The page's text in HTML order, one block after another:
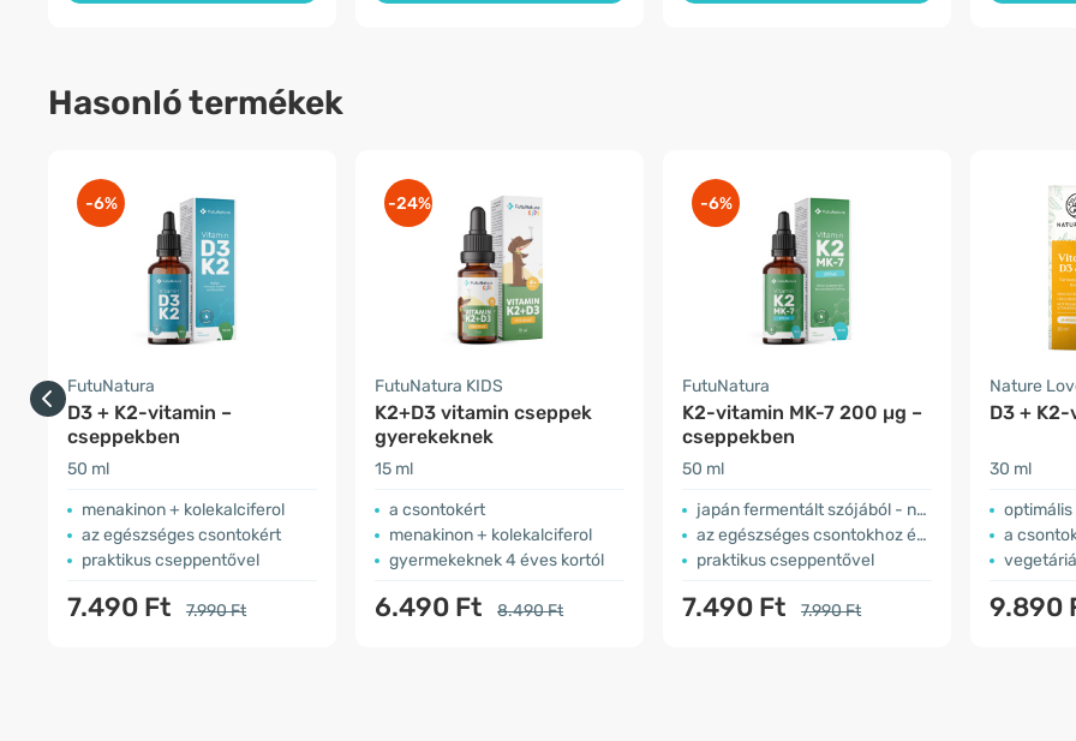
Hasonló termékek
-6%
FutuNatura
D3 + K2-vitamin –
cseppekben
50 ml
menakinon + kolekalciferol
az egészséges csontokért
praktikus cseppentővel
7.490 Ft 7.990 Ft
-24%
FutuNatura KIDS
K2+D3 vitamin cseppek
gyerekeknek
15 ml
a csontokért
menakinon + kolekalciferol
gyermekeknek 4 éves kortól
6.490 Ft 8.490 Ft
-6%
FutuNatura
K2-vitamin MK-7 200 µg –
cseppekben
50 ml
japán fermentált szójából - natto
az egészséges csontokhoz és a véralvadáshoz
praktikus cseppentővel
7.490 Ft 7.990 Ft
Nature
D3 +
30 ml
a
9.890